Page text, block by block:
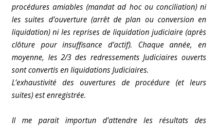
procédures amiables (mandatad hoc ou conciliation) ni
les suites d’ouverture (arrêt de plan ou conversion en
liquidation) ni les reprises de liquidation judiciaire (après
clôture pour insuffisance d’actif). Chaque année, en
moyenne, les 2/3 des redressements Judiciaires ouverts
sont convertis en liquidations Judiciaires.
L’exhaustivité des ouvertures de procédure (et leurs
suites) est enregistrée.
Il me parait importun d’attendre les résultats des